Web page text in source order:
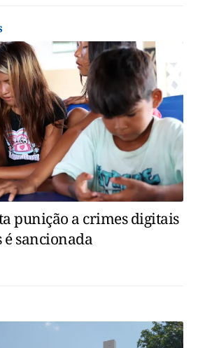
punição a crimes digitais
sancionada